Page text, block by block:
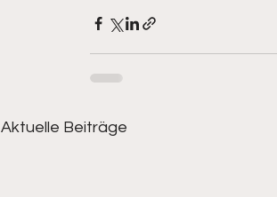
Aktuelle Beiträge